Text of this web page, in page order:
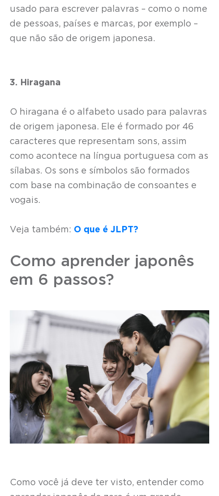
usado para escrever palavras – como o nome
de pessoas, países e marcas, por exemplo –
que não são de origem japonesa.
3. Hiragana
O hiragana é o alfabeto usado para palavras
de origem japonesa. Ele é formado por 46
caracteres que representam sons, assim
como acontece na língua portuguesa com as
sílabas. Os sons e símbolos são formados
com base na combinação de consoantes e
vogais.
Veja também: O que é JLPT?
Como aprender japonês
em 6 passos?
Como você já deve ter visto, entender como